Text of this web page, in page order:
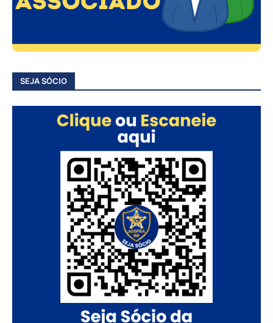
SEJA SÓCIO